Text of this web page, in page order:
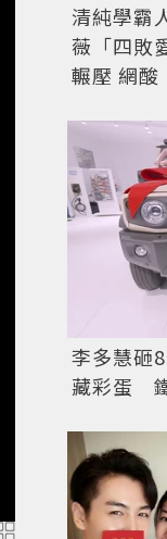
清純學霸
薇「四敗
輾壓 網酸
李多慧砸
藏彩蛋